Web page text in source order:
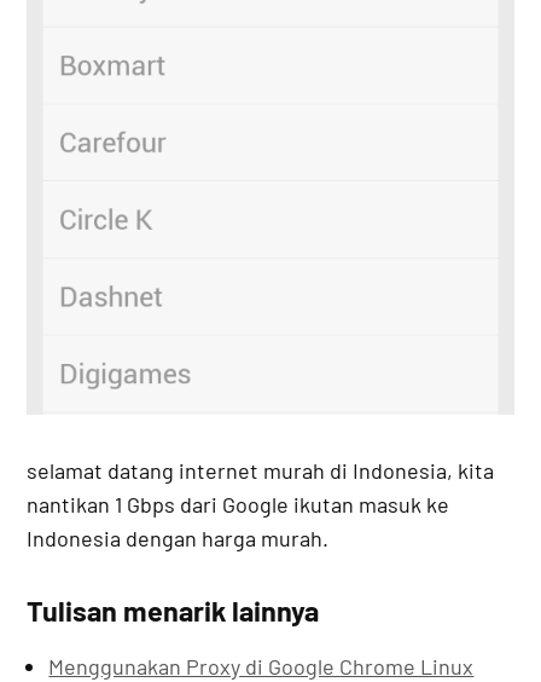
selamat datang internet murah di Indonesia, kita
nantikan 1 Gbps dari Google ikutan masuk ke
Indonesia dengan harga murah.
Tulisan menarik lainnya
Menggunakan Proxy di Google Chrome Linux